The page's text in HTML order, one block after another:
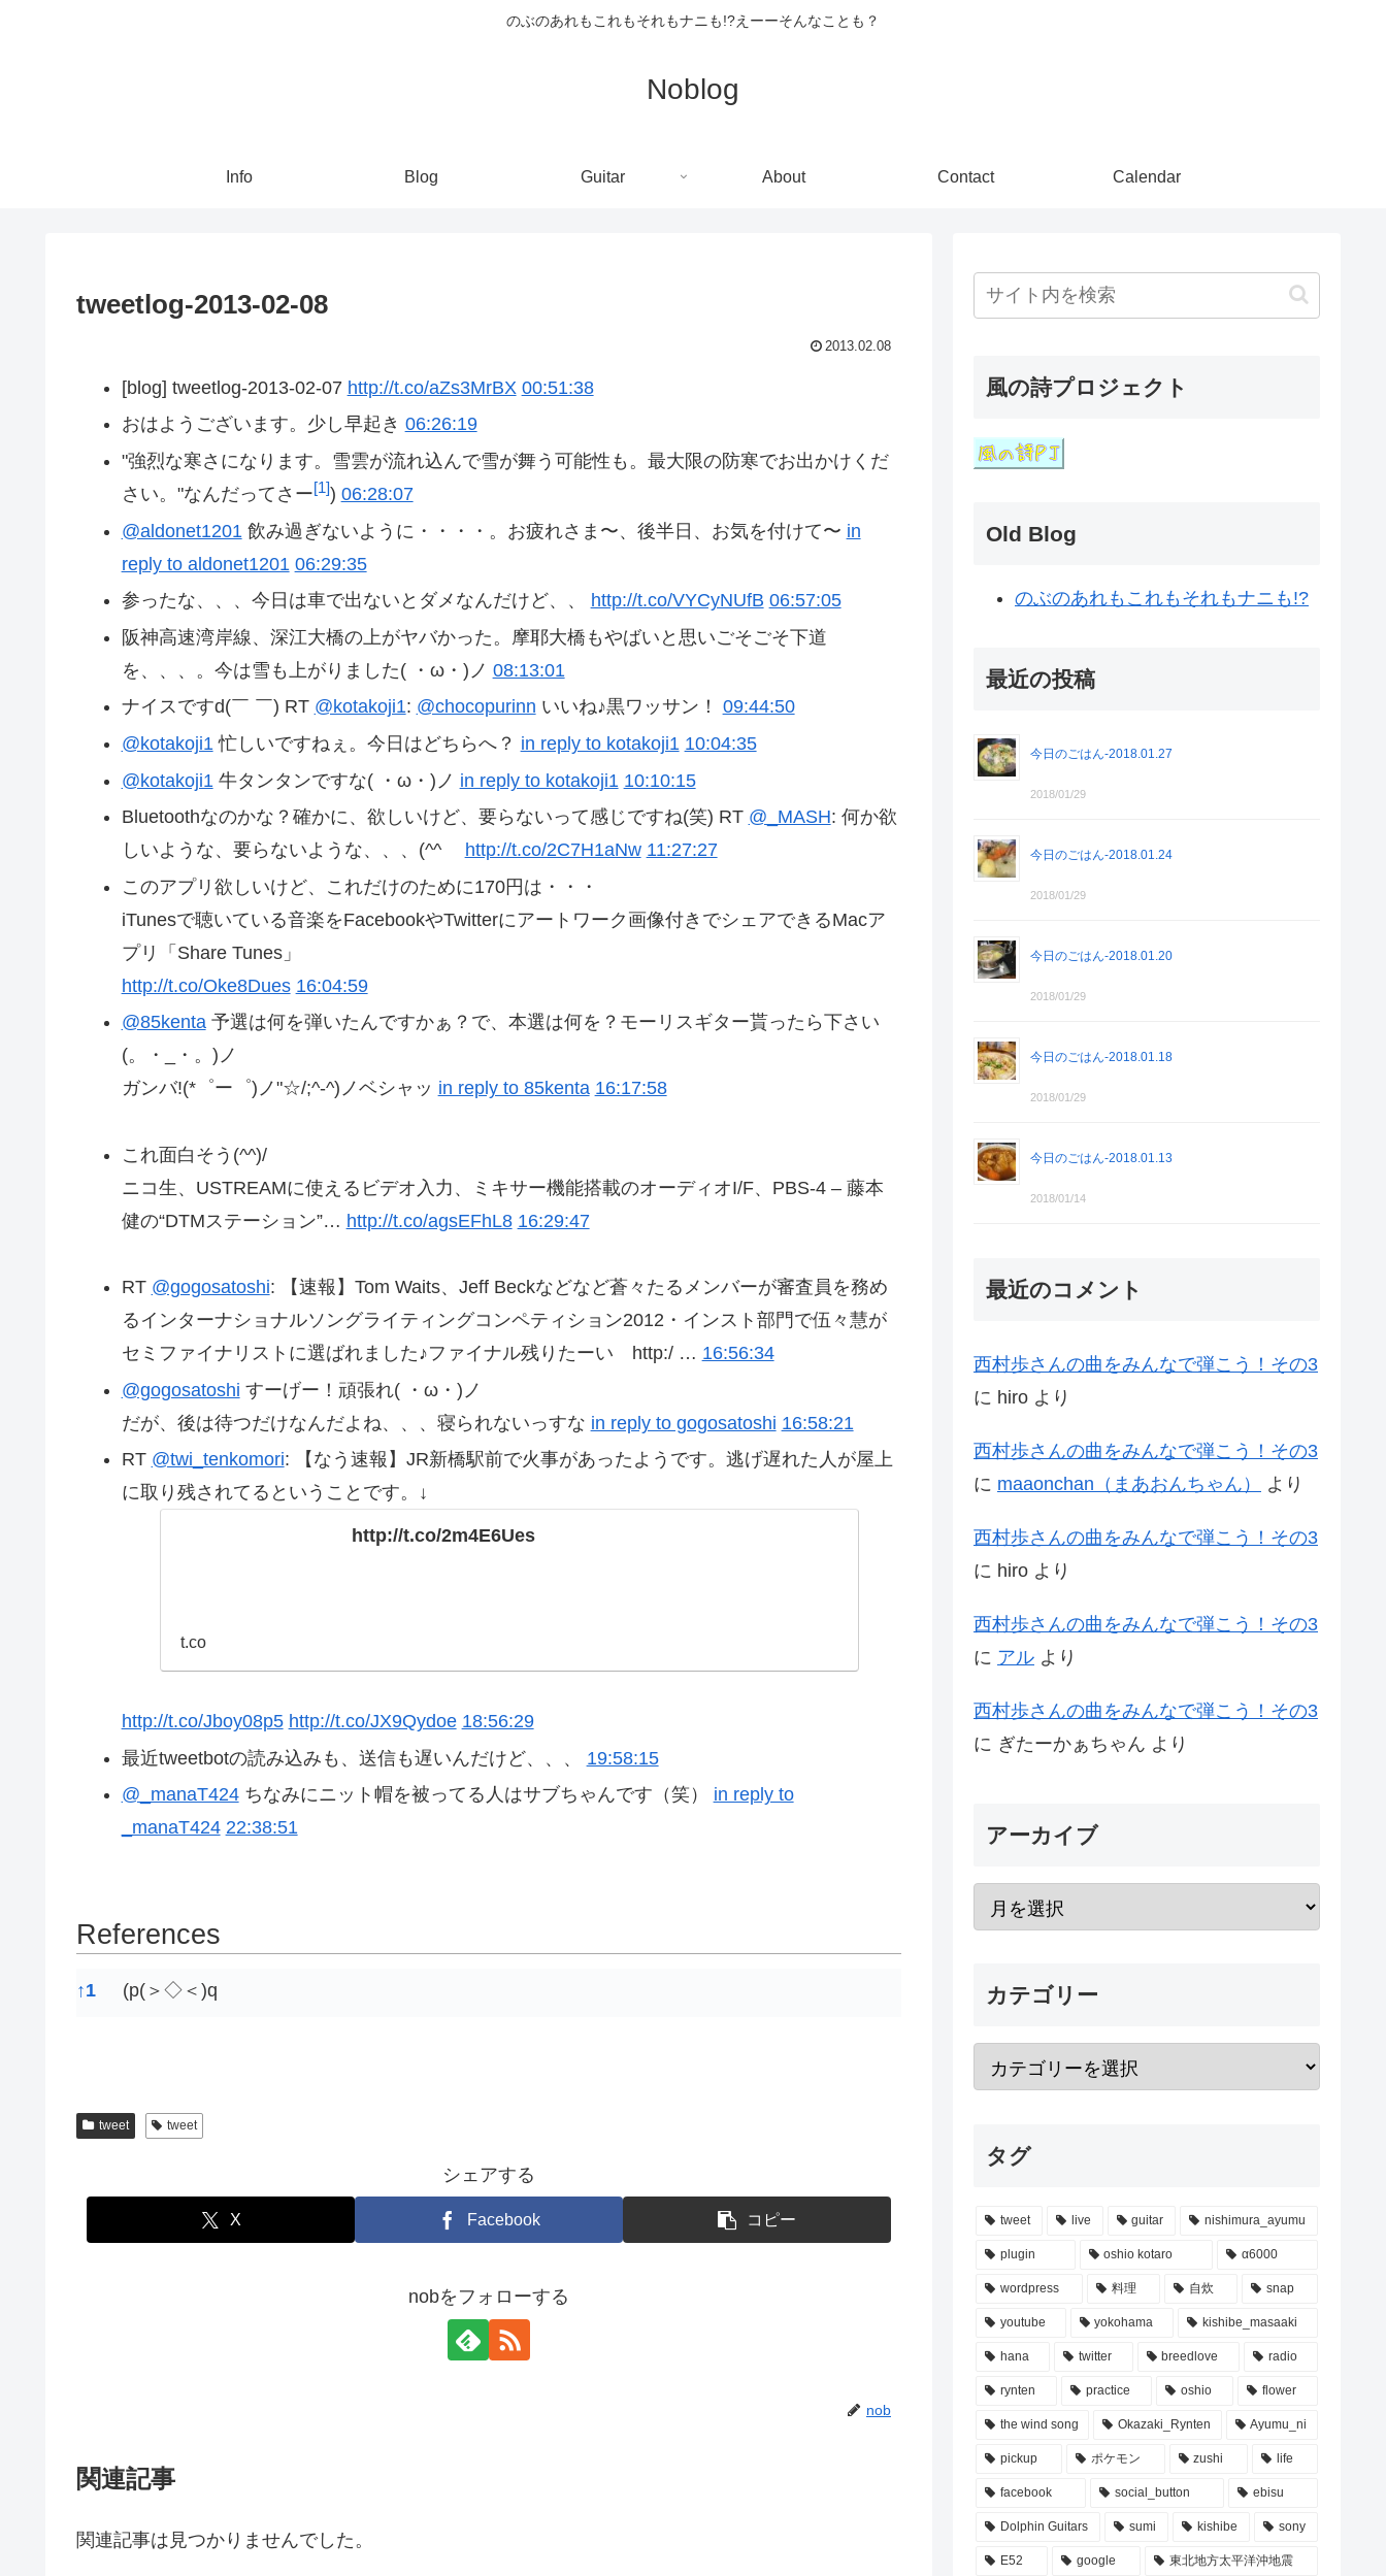
のぶのあれもこれもそれもナニも!?えーーそんなことも？
Noblog
Info Blog Guitar About Contact Calendar
tweetlog-2013-02-08
2013.02.08
[blog] tweetlog-2013-02-07 http://t.co/aZs3MrBX 00:51:38
おはようございます。少し早起き 06:26:19
"強烈な寒さになります。雪雲が流れ込んで雪が舞う可能性も。最大限の防寒でお出かけくだ
さい。"なんだってさー[1]) 06:28:07
@aldonet1201 飲み過ぎないように・・・・。お疲れさま〜、後半日、お気を付けて〜 in
reply to aldonet1201 06:29:35
参ったな、、、今日は車で出ないとダメなんだけど、、
http://t.co/VYCyNUfB 06:57:05
阪神高速湾岸線、深江大橋の上がヤバかった。摩耶大橋もやばいと思いごそごそ下道
を、、、。今は雪も上がりました( ・ω・)ノ 08:13:01
ナイスですd(￣ ￣) RT @kotakoji1: @chocopurinn いいね♪黒ワッサン！ 09:44:50
@kotakoji1 忙しいですねぇ。今日はどちらへ？ in reply to kotakoji1 10:04:35
@kotakoji1 牛タンタンですな( ・ω・)ノ in reply to kotakoji1 10:10:15
Bluetoothなのかな？確かに、欲しいけど、要らないって感じですね(笑) RT @_MASH: 何か欲
しいような、要らないような、、、(^^ゞ
http://t.co/2C7H1aNw 11:27:27
このアプリ欲しいけど、これだけのために170円は・・・
iTunesで聴いている音楽をFacebookやTwitterにアートワーク画像付きでシェアできるMacア
プリ「Share Tunes」
http://t.co/Oke8Dues 16:04:59
@85kenta予選は何を弾いたんですかぁ？で、本選は何を？モーリスギター貰ったら下さい
(。・_・。)ノ
ガンバ!(*゜ー゜)ノ"☆/;^-^)ノベシャッ in reply to 85kenta 16:17:58
これ面白そう(^^)/
ニコ生、USTREAMに使えるビデオ入力、ミキサー機能搭載のオーディオI/F、PBS-4 – 藤本
健の“DTMステーション”… http://t.co/agsEFhL8 16:29:47
RT @gogosatoshi: 【速報】Tom Waits、Jeff Beckなどなど蒼々たるメンバーが審査員を務め
るインターナショナルソングライティングコンペティション2012・インスト部門で伍々慧が
セミファイナリストに選ばれました♪ファイナル残りたーい http:/ … 16:56:34
@gogosatoshi すーげー！頑張れ( ・ω・)ノ
だが、後は待つだけなんだよね、、、寝られないっすな in reply to gogosatoshi 16:58:21
RT @twi_tenkomori: 【なう速報】JR新橋駅前で火事があったようです。逃げ遅れた人が屋上
に取り残されてるということです。↓
http://t.co/2m4E6Ues
t.co
http://t.co/Jboy08p5 http://t.co/JX9Qydoe 18:56:29
最近tweetbotの読み込みも、送信も遅いんだけど、、、 19:58:15
@_manaT424ちなみにニット帽を被ってる人はサブちゃんです（笑） in reply to
_manaT424 22:38:51
References
References
↑1 (p(＞◇＜)q
tweet tweet
シェアする
X Facebook コピー
nobをフォローする
nob
関連記事
関連記事は見つかりませんでした。
風の詩プロジェクト
Old Blog
のぶのあれもこれもそれもナニも!?
最近の投稿
今日のごはん-2018.01.27
2018/01/29
今日のごはん-2018.01.24
2018/01/29
今日のごはん-2018.01.20
2018/01/29
今日のごはん-2018.01.18
2018/01/29
今日のごはん-2018.01.13
2018/01/14
最近のコメント
西村歩さんの曲をみんなで弾こう！その3
に hiro より
西村歩さんの曲をみんなで弾こう！その3
に maaonchan（まあおんちゃん） より
西村歩さんの曲をみんなで弾こう！その3
に hiro より
西村歩さんの曲をみんなで弾こう！その3
に アル より
西村歩さんの曲をみんなで弾こう！その3
に ぎたーかぁちゃん より
アーカイブ
カテゴリー
タグ
tweet live guitar nishimura_ayumu
plugin oshio kotaro α6000
wordpress 料理 自炊 snap
youtube yokohama kishibe_masaaki
hana twitter breedlove radio
rynten practice oshio flower
the wind song Okazaki_Rynten Ayumu_ni
pickup ポケモン zushi life
facebook social_button ebisu
Dolphin Guitars sumi kishibe sony
E52 google 東北地方太平洋沖地震